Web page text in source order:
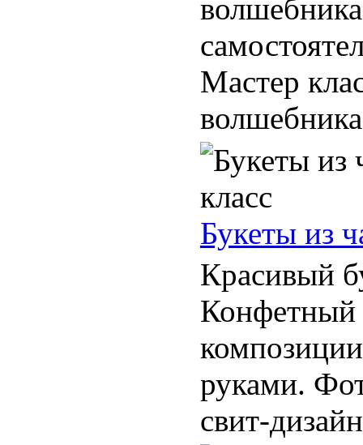
Мастер
Букеты из
Красивый
Конфетный
руками.
свит-